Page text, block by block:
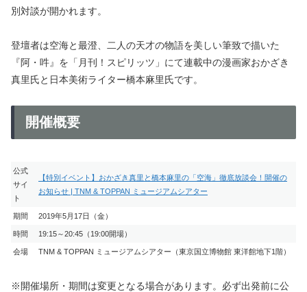
別対談が開かれます。
登壇者は空海と最澄、二人の天才の物語を美しい筆致で描いた
『阿・吽』を「月刊！スピリッツ」にて連載中の漫画家おかざき
真里氏と日本美術ライター橋本麻里氏です。
開催概要
公式
サイ
ト
【特別イベント】おかざき真里と橋本麻里の「空海」徹底放談会！開催の
お知らせ | TNM & TOPPAN ミュージアムシアター
期間 2019年5月17日（金）
時間 19:15～20:45（19:00開場）
会場 TNM & TOPPAN ミュージアムシアター（東京国立博物館 東洋館地下1階）
※開催場所・期間は変更となる場合があります。必ず出発前に公